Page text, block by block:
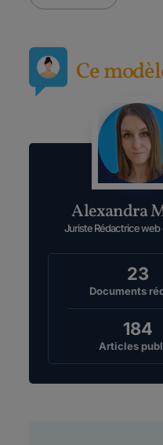
Ce
Alexandra
Juriste Rédactrice web
23
Documents
184
Articles